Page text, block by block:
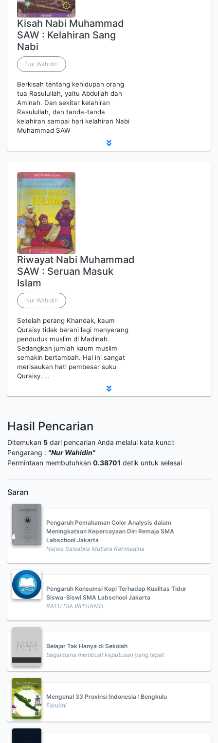
Kisah Nabi Muhammad
SAW : Kelahiran Sang
Nabi
Nur Wahidin
Berkisah tentang kehidupan orang
tua Rasulullah, yaitu Abdullah dan
Aminah. Dan sekitar kelahiran
Rasulullah, dan tanda-tanda
kelahiran sampai hari kelahiran Nabi
Muhammad SAW
Riwayat Nabi Muhammad
SAW : Seruan Masuk
Islam
Nur Wahidin
Setelah perang Khandak, kaum
Quraisy tidak berani lagi menyerang
penduduk muslim di Madinah.
Sedangkan jumlah kaum muslim
semakin bertambah. Hal ini sangat
merisaukan hati pembesar suku
Quraisy. …
Hasil Pencarian
Ditemukan 5 dari pencarian Anda melalui kata kunci:
Pengarang : "Nur Wahidin"
Permintaan membutuhkan 0.38701 detik untuk selesai
Saran
Pengaruh Pemahaman Color Analysis dalam
Meningkatkan Kepercayaan Diri Remaja SMA
Labschool Jakarta
Najwa Salsabila Mutiara Rahmadina
Pengaruh Konsumsi Kopi Terhadap Kualitas Tidur
Siswa-Siswi SMA Labschool Jakarta
RATU DIA WITHANTI
Belajar Tak Hanya di Sekolah
bagaimana membuat keputusan yang tepat
Mengenal 33 Provinsi Indonesia : Bengkulu
Farukhi